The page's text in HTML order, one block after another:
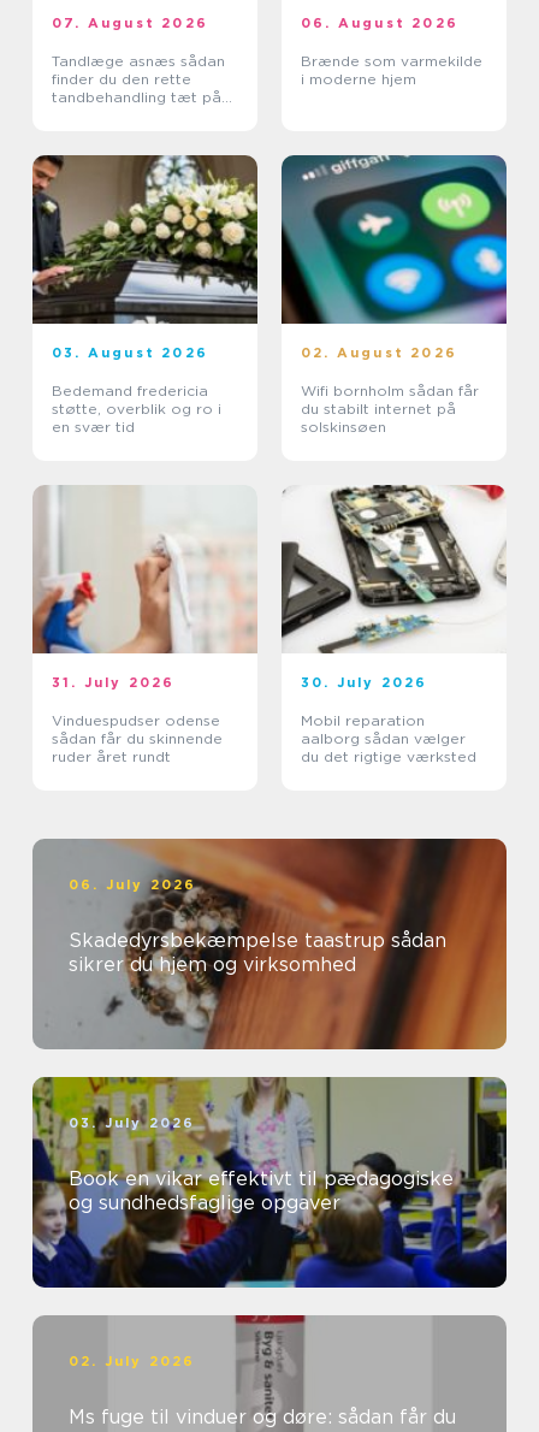
07. August 2026
Tandlæge asnæs sådan
finder du den rette
tandbehandling tæt på
06. August 2026
Brænde som varmekilde
i moderne hjem
03. August 2026
Bedemand fredericia
støtte, overblik og ro i
en svær tid
02. August 2026
Wifi bornholm sådan får
du stabilt internet på
solskinsøen
31. July 2026
Vinduespudser odense
sådan får du skinnende
ruder året rundt
30. July 2026
Mobil reparation
aalborg sådan vælger
du det rigtige værksted
06. July 2026
Skadedyrsbekæmpelse taastrup sådan
sikrer du hjem og virksomhed
03. July 2026
Book en vikar effektivt til pædagogiske
og sundhedsfaglige opgaver
02. July 2026
Ms fuge til vinduer og døre: sådan får du